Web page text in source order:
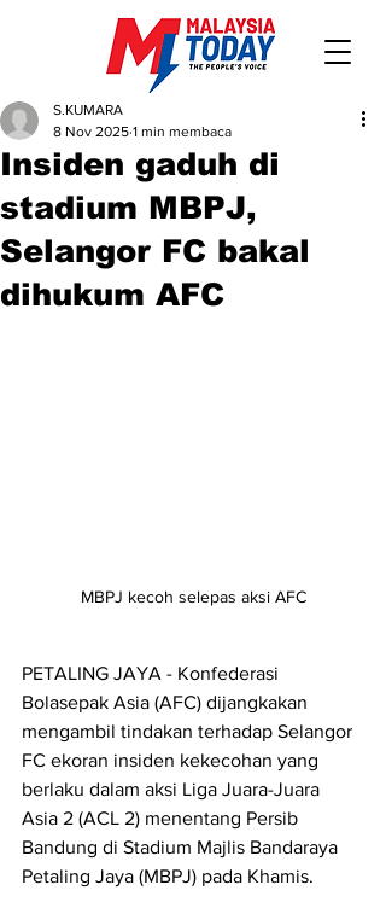
Insiden gaduh di
stadium MBPJ,
Selangor FC bakal
dihukum AFC
S.KUMARA
8 Nov 2025 1 min membaca
MBPJ kecoh selepas aksi AFC
PETALING JAYA - Konfederasi
Bolasepak Asia (AFC) dijangkakan
mengambil tindakan terhadap Selangor
FC ekoran insiden kekecohan yang
berlaku dalam aksi Liga Juara-Juara
Asia 2 (ACL 2) menentang Persib
Bandung di Stadium Majlis Bandaraya
Petaling Jaya (MBPJ) pada Khamis.